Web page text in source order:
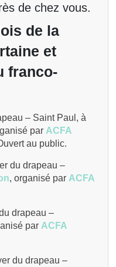
de chez vous.
de la
et
franco-
– Saint Paul, à
par ACFA
au public.
du drapeau –
, organisé par ACFA
drapeau –
par ACFA
du drapeau –